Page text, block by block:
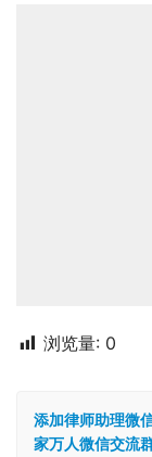
浏览量: 0
添加律师助理微
家万人微信交流群